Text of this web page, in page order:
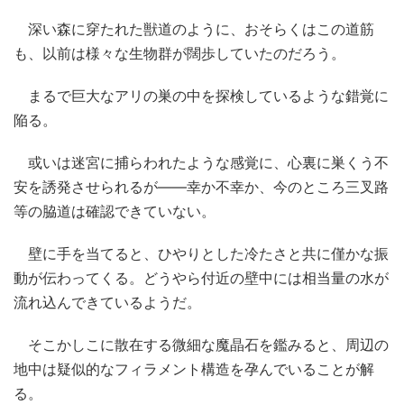
深い森に穿たれた獣道のように、おそらくはこの道筋
も、以前は様々な生物群が闊歩していたのだろう。
まるで巨大なアリの巣の中を探検しているような錯覚に
陥る。
或いは迷宮に捕らわれたような感覚に、心裏に巣くう不
安を誘発させられるが――幸か不幸か、今のところ三叉路
等の脇道は確認できていない。
壁に手を当てると、ひやりとした冷たさと共に僅かな振
動が伝わってくる。どうやら付近の壁中には相当量の水が
流れ込んできているようだ。
そこかしこに散在する微細な魔晶石を鑑みると、周辺の
地中は疑似的なフィラメント構造を孕んでいることが解
る。